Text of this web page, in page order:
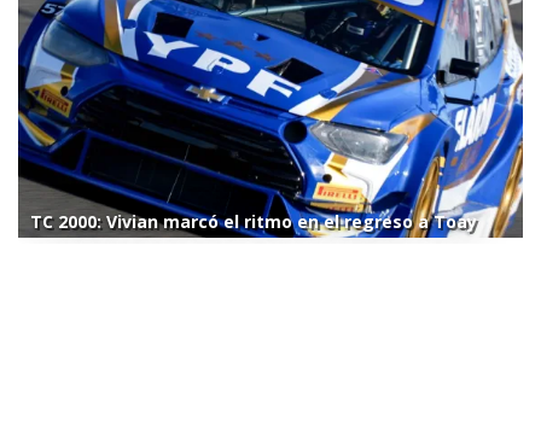
TC 2000: Vivian marcó el ritmo en el regreso a Toay